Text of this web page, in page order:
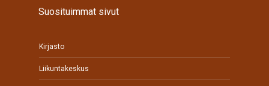
Suosituimmat sivut
Kirjasto
Liikuntakeskus